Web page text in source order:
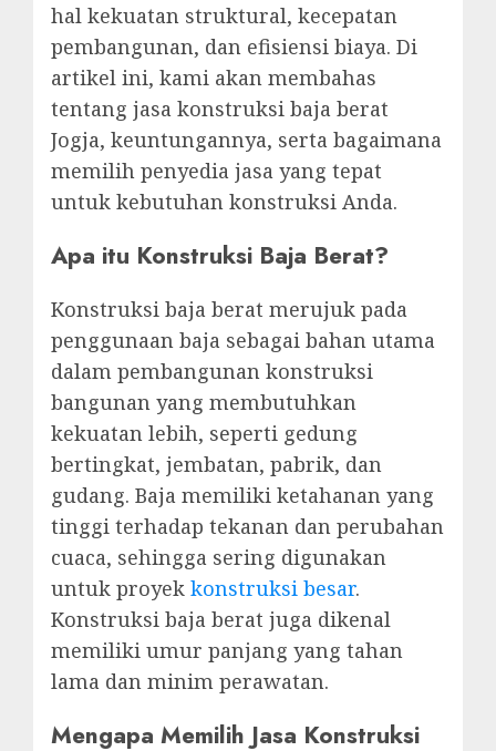
hal kekuatan struktural, kecepatan
pembangunan, dan efisiensi biaya. Di
artikel ini, kami akan membahas
tentang jasa konstruksi baja berat
Jogja, keuntungannya, serta bagaimana
memilih penyedia jasa yang tepat
untuk kebutuhan konstruksi Anda.
Apa itu Konstruksi Baja Berat?
Konstruksi baja berat merujuk pada
penggunaan baja sebagai bahan utama
dalam pembangunan konstruksi
bangunan yang membutuhkan
kekuatan lebih, seperti gedung
bertingkat, jembatan, pabrik, dan
gudang. Baja memiliki ketahanan yang
tinggi terhadap tekanan dan perubahan
cuaca, sehingga sering digunakan
untuk proyek konstruksi besar.
Konstruksi baja berat juga dikenal
memiliki umur panjang yang tahan
lama dan minim perawatan.
Mengapa Memilih Jasa Konstruksi